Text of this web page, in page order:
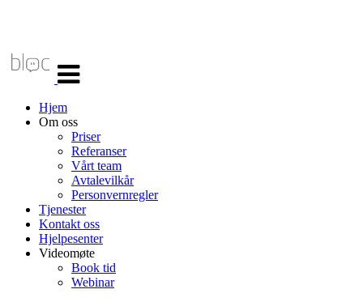
navigasjon
Hjem
Om oss
Priser
Referanser
Vårt team
Avtalevilkår
Personvernregler
Tjenester
Kontakt oss
Hjelpesenter
Videomøte
Book tid
Webinar